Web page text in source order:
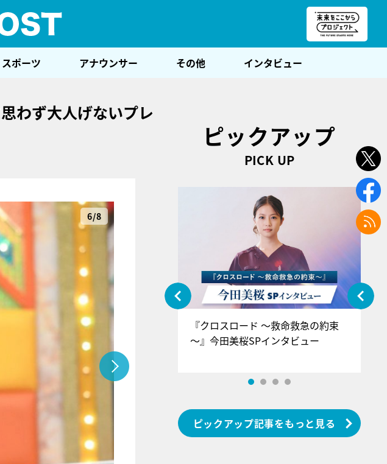
スポーツ アナウンサー その他 インタビュー
わず大人げないプレ
6/8
ピックアップ
PICK UP
『アイ＝ラブ！げーみんぐ』＝LOV
E齋藤樹愛羅＆佐々木舞香SPインタ
『クロスロード ～救命救急の約束
～』今田美桜SPインタビュー
ピックアップ記事をもっと見る